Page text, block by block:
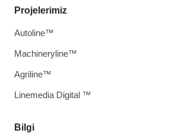
Bilgi
Projelerimiz
Autoline™
Machineryline™
Agriline™
Linemedia Digital ™